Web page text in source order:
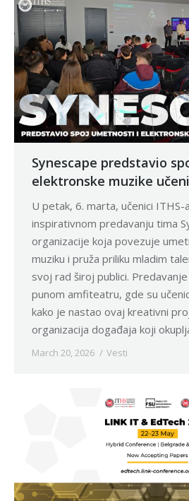
Synescape predstavio
elektronske muzike
U petak, 6. marta, učenici
inspirativnom predavanju tima
organizacije koja povezuje
muziku i pruža priliku mladim
svoj rad široj publici.
punom amfiteatru, gde su
kako je nastao ovaj kreativni
organizacija događaja koji
March 20, 2026 Vesti